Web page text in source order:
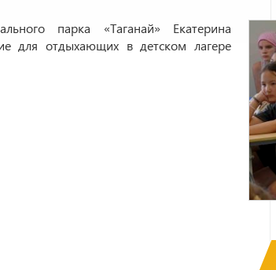
парка «Таганай» Екатерина
для отдыхающих в детском лагере